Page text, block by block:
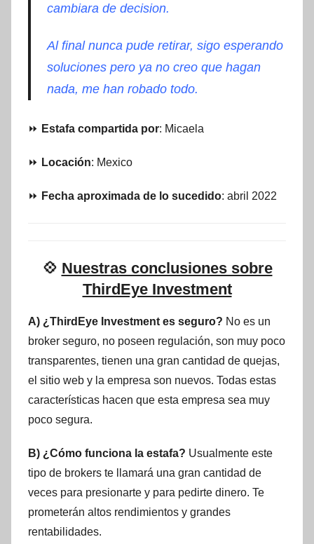
cambiara de decision.
Al final nunca pude retirar, sigo esperando
soluciones pero ya no creo que hagan
nada, me han robado todo.
⏩ Estafa compartida por: Micaela
⏩ Locación: Mexico
⏩ Fecha aproximada de lo sucedido: abril 2022
💠 Nuestras conclusiones sobre
ThirdEye Investment
A) ¿ThirdEye Investment es seguro? No es un
broker seguro, no poseen regulación, son muy poco
transparentes, tienen una gran cantidad de quejas,
el sitio web y la empresa son nuevos. Todas estas
características hacen que esta empresa sea muy
poco segura.
B) ¿Cómo funciona la estafa? Usualmente este
tipo de brokers te llamará una gran cantidad de
veces para presionarte y para pedirte dinero. Te
prometerán altos rendimientos y grandes
rentabilidades.